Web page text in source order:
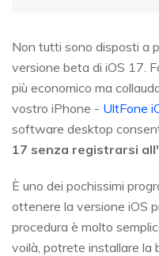
Non tutti sono disposti a
versione beta di iOS 17.
più economico ma
vostro iPhone - UltFone
software desktop
17 senza registrarsi
È uno dei pochissimi
ottenere la versione iOS
procedura è molto
voilà, potrete installare la